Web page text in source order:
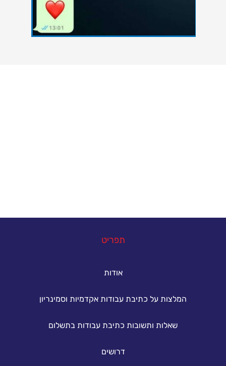
תפריט
אודות
המלצות על כתיבת עבודות אקדמיות וסמינריון
שאלות ותשובות כתיבת עבודות בתשלום
דרושים